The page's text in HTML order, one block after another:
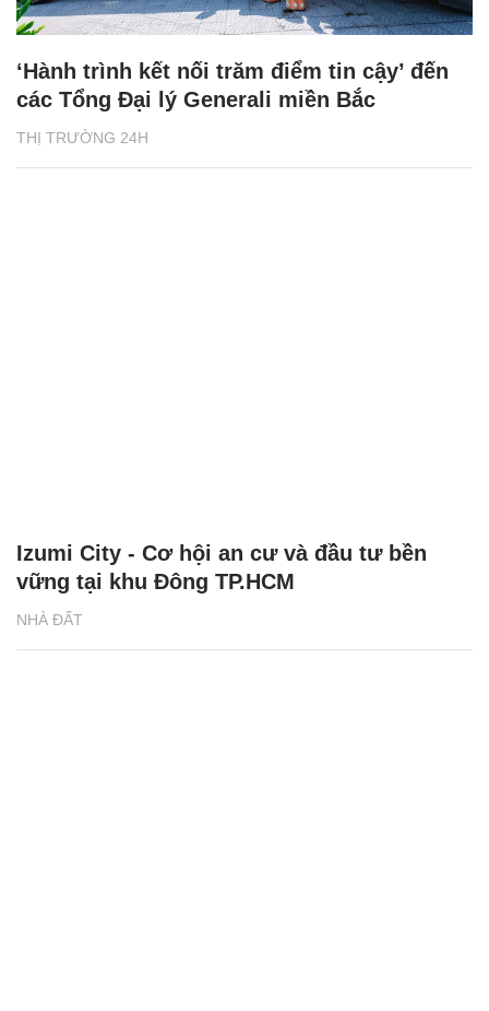
THỊ TRƯỜNG 24H
‘Hành trình kết nối trăm điểm tin cậy’ đến
các Tổng Đại lý Generali miền Bắc
NHÀ ĐẤT
Izumi City - Cơ hội an cư và đầu tư bền
vững tại khu Đông TP.HCM